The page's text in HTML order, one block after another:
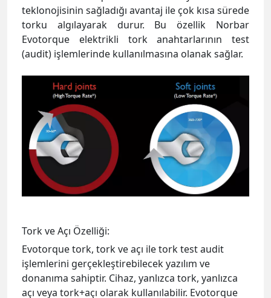
Tork ve Açı Özelliği:
Evotorque tork, tork ve açı ile tork test audit
işlemlerini gerçekleştirebilecek yazılım ve
donanıma sahiptir. Cihaz, yanlızca tork, yanlızca
±3% tork kontrolü sağlarken, ±2° açı kontrolü ile
torklama yapar. Her cihazın kalibrasyon
belgesinde her iki değere ilişkin hassasiyet
bilgileri yer alır. Audit modda açılı ölçüm 720° ye
kadar çıkar.